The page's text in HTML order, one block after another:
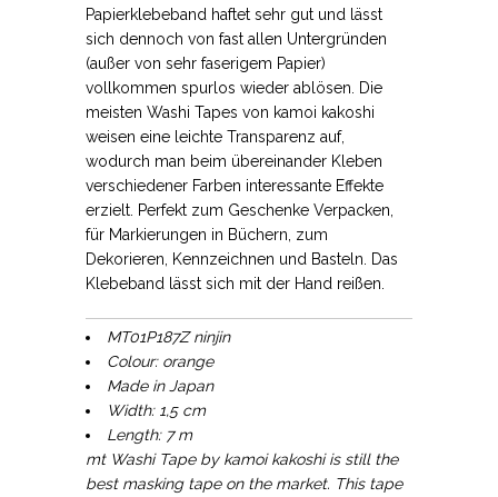
Papierklebeband haftet sehr gut und lässt
sich dennoch von fast allen Untergründen
(außer von sehr faserigem Papier)
vollkommen spurlos wieder ablösen. Die
meisten Washi Tapes von kamoi kakoshi
weisen eine leichte Transparenz auf,
wodurch man beim übereinander Kleben
verschiedener Farben interessante Effekte
erzielt. Perfekt zum Geschenke Verpacken,
für Markierungen in Büchern, zum
Dekorieren, Kennzeichnen und Basteln. Das
Klebeband lässt sich mit der Hand reißen.
MT01P187Z ninjin
Colour: orange
Made in Japan
Width: 1,5 cm
Length: 7 m
mt Washi Tape by kamoi kakoshi is still the
best masking tape on the market. This tape